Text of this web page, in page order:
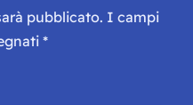
pubblicato. I campi
*